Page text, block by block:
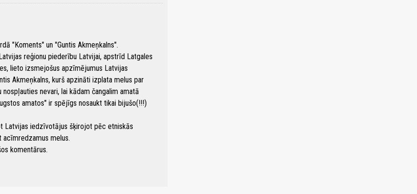
"Koments" un "Guntis Akmeņkalns".
reģionu piederību Latvijai, apstrīd Latgales
lieto izsmejošus apzīmējumus Latvijas
Akmeņkalns, kurš apzināti izplata melus par
nevari, lai kādam čangalim amatā
amatos" ir spējīgs nosaukt tikai bijušo(!!!)
Latvijas iedzīvotājus šķirojot pēc etniskās
acīmredzamus melus.
komentārus.